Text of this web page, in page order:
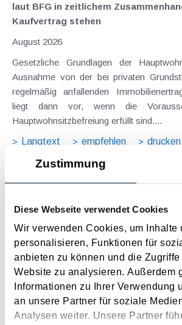
Zustimmung
Diese Webseite verwendet Cookies
Wir verwenden Cookies, um Inhalte
personalisieren, Funktionen für
anbieten zu können und die
Website zu analysieren. Außerdem
Informationen zu Ihrer Verwendung
an unsere Partner für soziale
Analysen weiter. Unsere Partner
laut BFG in zeitlichem
Kaufvertrag stehen
August 2026
Gesetzliche Grundlagen der
Ausnahme von der bei privaten
regelmäßig anfallenden
liegt dann vor, wenn die
Hauptwohnsitzbefreiung erfüllt sind....
Langtext
empfehlen drucken
August 2026
Problemstellung und rechtlicher Hintergrund
sollen Verpflegungsmehraufwendungen
im Zuge von Dienstreisen (beruflich
die Unkenntnis über die lokale
typischerweise stellt sich das Problem in